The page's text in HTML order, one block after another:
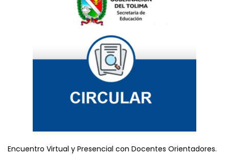
Encuentro Virtual y Presencial con Docentes Orientadores.